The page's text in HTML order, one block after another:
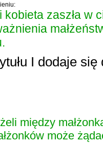
kobieta zaszła w
I dodaje
między
może